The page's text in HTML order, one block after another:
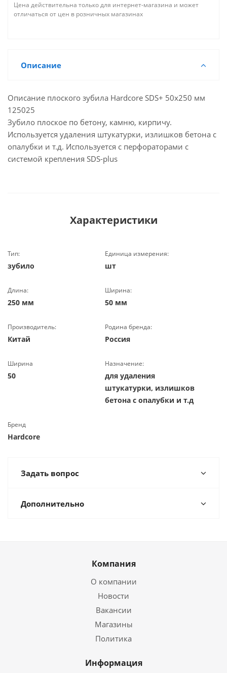
Цена действительна только для интернет-магазина и может
отличаться от цен в розничных магазинах
Описание
Описание плоского зубила Hardcore SDS+ 50х250 мм
125025
Зубило плоское по бетону, камню, кирпичу.
Используется удаления штукатурки, излишков бетона с
опалубки и т.д. Используется с перфораторами с
системой крепления SDS-plus
Характеристики
Тип:
зубило
Единица измерения:
шт
Длина:
250 мм
Ширина:
50 мм
Производитель:
Китай
Родина бренда:
Россия
Ширина
50
Назначение:
для удаления
штукатурки, излишков
бетона с опалубки и т.д
Бренд
Hardcore
Задать вопрос
Дополнительно
Компания
О компании
Новости
Вакансии
Магазины
Политика
Информация